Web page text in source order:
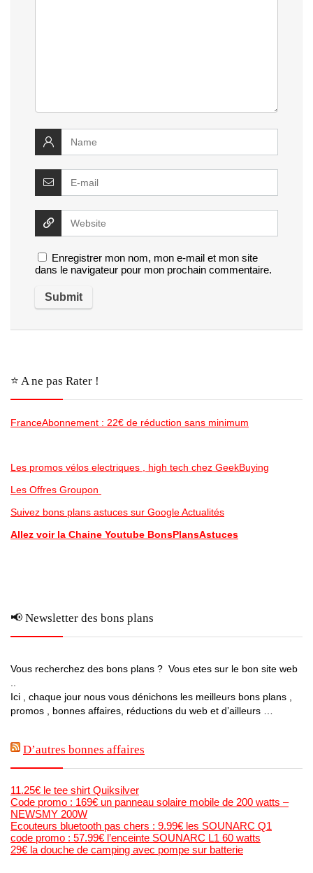
Enregistrer mon nom, mon e-mail et mon site
dans le navigateur pour mon prochain commentaire.
⭐️ A ne pas Rater !
FranceAbonnement : 22€ de réduction sans minimum
Les promos vélos electriques , high tech chez GeekBuying
Les Offres Groupon
Suivez bons plans astuces sur Google Actualités
Allez voir la Chaine Youtube BonsPlansAstuces
📢 Newsletter des bons plans
Vous recherchez des bons plans ? Vous etes sur le bon site web
Ici , chaque jour nous vous dénichons les meilleurs bons plans ,
promos , bonnes affaires, réductions du web et d’ailleurs …
D’autres bonnes affaires
11.25€ le tee shirt Quiksilver
Code promo : 169€ un panneau solaire mobile de 200 watts –
NEWSMY 200W
Ecouteurs bluetooth pas chers : 9.99€ les SOUNARC Q1
code promo : 57.99€ l’enceinte SOUNARC L1 60 watts
29€ la douche de camping avec pompe sur batterie